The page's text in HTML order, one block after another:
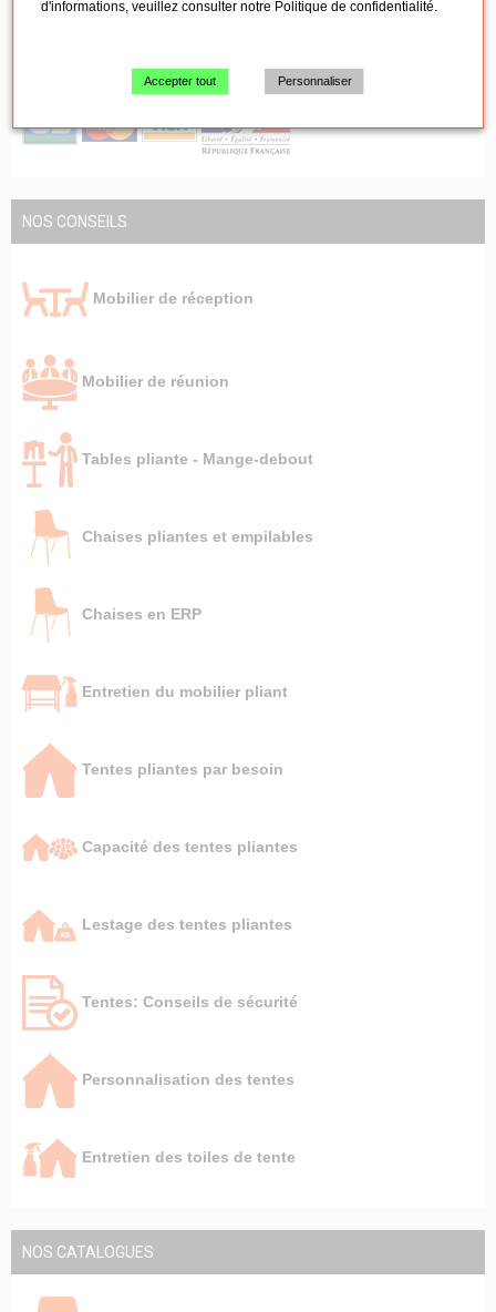
Paiement 100% sécurisé
NOS CONSEILS
Mobilier de réception
Mobilier de réunion
Tables pliante - Mange-debout
Chaises pliantes et empilables
Chaises en ERP
Entretien du mobilier pliant
Tentes pliantes par besoin
Capacité des tentes pliantes
Lestage des tentes pliantes
Tentes: Conseils de sécurité
Personnalisation des tentes
Entretien des toiles de tente
NOS CATALOGUES
d'informations, veuillez consulter notre Politique de confidentialité
Accepter tout Personnaliser